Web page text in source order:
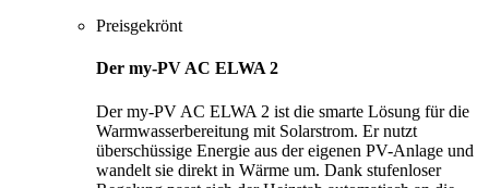
Preisgekrönt
Der my-PV AC ELWA 2
Der my-PV AC ELWA 2 ist die smarte Lösung für die
Warmwasserbereitung mit Solarstrom. Er nutzt
überschüssige Energie aus der eigenen PV-Anlage und
wandelt sie direkt in Wärme um. Dank stufenloser